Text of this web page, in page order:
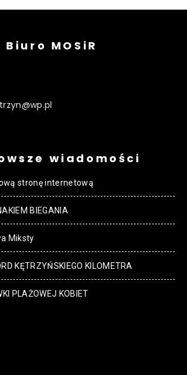
Biuro MOSiR
wiadomości
stronę internetową
BIEGANIA
Miksty
KĘTRZYŃSKIEGO KILOMETRA
PLAŻOWEJ KOBIET